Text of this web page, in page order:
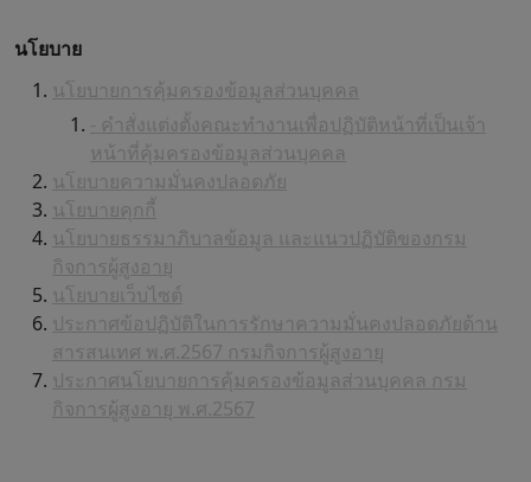
นโยบาย
นโยบายการคุ้มครองข้อมูลส่วนบุคคล
- คำสั่งแต่งตั้งคณะทำงานเพื่อปฏิบัติหน้าที่เป็นเจ้า
หน้าที่คุ้มครองข้อมูลส่วนบุคคล
นโยบายความมั่นคงปลอดภัย
นโยบายคุกกี้
นโยบายธรรมาภิบาลข้อมูล และแนวปฏิบัติของกรม
กิจการผู้สูงอายุ
นโยบายเว็บไซต์
ประกาศข้อปฏิบัติในการรักษาความมั่นคงปลอดภัยด้าน
สารสนเทศ พ.ศ.2567 กรมกิจการผู้สูงอายุ
ประกาศนโยบายการคุ้มครองข้อมูลส่วนบุคคล กรม
กิจการผู้สูงอายุ พ.ศ.2567